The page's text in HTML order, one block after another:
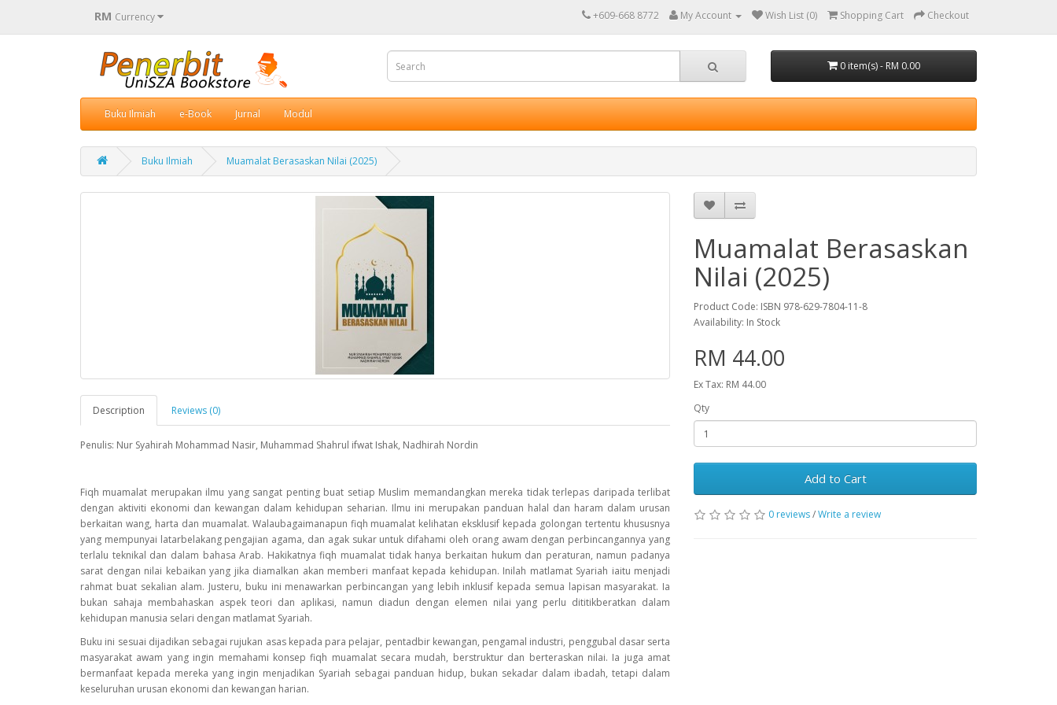
RM Currency +609-668 8772 My Account Wish List (0) Shopping Cart Checkout
0 item(s) - RM 0.00
Buku Ilmiah e-Book Jurnal Modul
Buku Ilmiah Muamalat Berasaskan Nilai (2025)
Description Reviews (0)
Penulis: Nur Syahirah Mohammad Nasir, Muhammad Shahrul ifwat Ishak, Nadhirah Nordin
Fiqh muamalat merupakan ilmu yang sangat penting buat setiap Muslim memandangkan mereka tidak terlepas daripada terlibat
dengan aktiviti ekonomi dan kewangan dalam kehidupan seharian. Ilmu ini merupakan panduan halal dan haram dalam urusan
berkaitan wang, harta dan muamalat. Walaubagaimanapun fiqh muamalat kelihatan eksklusif kepada golongan tertentu khususnya
yang mempunyai latarbelakang pengajian agama, dan agak sukar untuk difahami oleh orang awam dengan perbincangannya yang
terlalu teknikal dan dalam bahasa Arab. Hakikatnya fiqh muamalat tidak hanya berkaitan hukum dan peraturan, namun padanya
sarat dengan nilai kebaikan yang jika diamalkan akan memberi manfaat kepada kehidupan. Inilah matlamat Syariah iaitu menjadi
rahmat buat sekalian alam. Justeru, buku ini menawarkan perbincangan yang lebih inklusif kepada semua lapisan masyarakat. Ia
bukan sahaja membahaskan aspek teori dan aplikasi, namun diadun dengan elemen nilai yang perlu dititikberatkan dalam
kehidupan manusia selari dengan matlamat Syariah.
Buku ini sesuai dijadikan sebagai rujukan asas kepada para pelajar, pentadbir kewangan, pengamal industri, penggubal dasar serta
masyarakat awam yang ingin memahami konsep fiqh muamalat secara mudah, berstruktur dan berteraskan nilai. Ia juga amat
bermanfaat kepada mereka yang ingin menjadikan Syariah sebagai panduan hidup, bukan sekadar dalam ibadah, tetapi dalam
keseluruhan urusan ekonomi dan kewangan harian.
Muamalat Berasaskan
Nilai (2025)
Product Code: ISBN 978-629-7804-11-8
Availability: In Stock
RM 44.00
Ex Tax: RM 44.00
Qty
Add to Cart
0 reviews/Write a review